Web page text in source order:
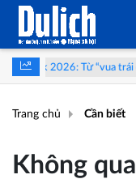
trái cây” đến hành trình
Trang chủ Cần biết
Không